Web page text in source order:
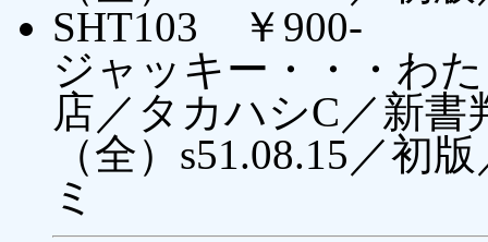
SHT103 ￥900-
ジャッキー・・・わ
店／タカハシC／新書
（全）s51.08.15／初
ミ